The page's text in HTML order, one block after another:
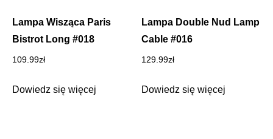
Lampa Wisząca Paris
Bistrot Long #018
109.99zł
Dowiedz się więcej
Lampa Double Nud Lamp
Cable #016
129.99zł
Dowiedz się więcej